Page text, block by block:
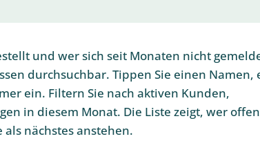
und wer sich seit Monaten nicht
durchsuchbar. Tippen Sie einen Namen,
ein. Filtern Sie nach aktiven Kunden,
in diesem Monat. Die Liste zeigt, wer
nächstes anstehen.